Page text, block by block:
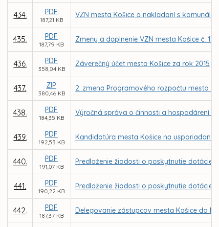
434. PDF
187,21 KB
VZN mesta Košice o nakladaní s
435. PDF
187,79 KB
Zmeny a doplnenie VZN mesta Košice č.
436. PDF
358,04 KB
Záverečný účet mesta Košice za rok 2015
437. ZIP
380,46 KB
2. zmena Programového rozpočtu mesta
438. PDF
184,35 KB
Výročná správa o činnosti a hospodárení
439. PDF
192,53 KB
Kandidatúra mesta Košice na usporiadanie
440. PDF
191,07 KB
Predloženie žiadosti o poskytnutie dotácie
441. PDF
190,22 KB
Predloženie žiadosti o poskytnutie dotácie
442. PDF
187,37 KB
Delegovanie zástupcov mesta Košice do